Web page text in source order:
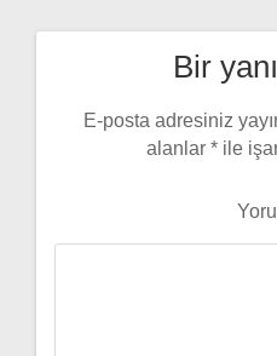
Bir
E-posta adresiniz
alanlar * ile